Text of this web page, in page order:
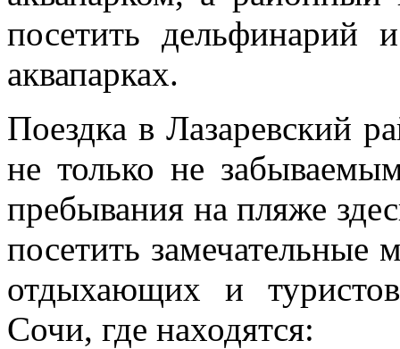
посетить дельфинарий
аквапарках.
Поездка в Лазаревский
не только не
пребывания на пляже
посетить
отдыхающих и
Сочи, где находятся: